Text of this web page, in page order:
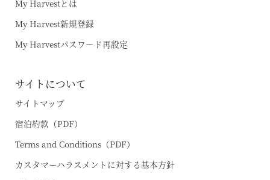
My Harvestとは
My Harvest新規登録
My Harvestパスワード再設定
サイトについて
サイトマップ
宿泊約款（PDF）
Terms and Conditions（PDF）
カスタマーハラスメントに対する基本方針